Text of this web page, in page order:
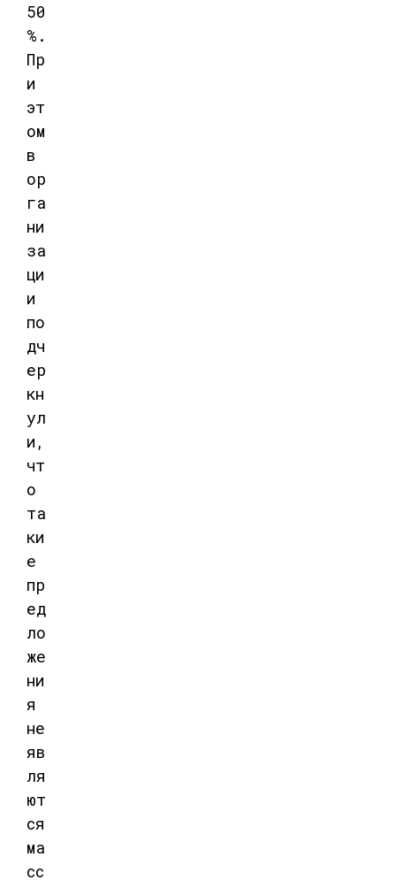
50
% .
Пр
и
эт
ом
в
ор
га
ни
за
ци
и
по
дч
ер
кн
ул
и,
чт
о
та
ки
е
пр
ед
ло
же
ни
я
не
яв
ля
ют
ся
ма
сс